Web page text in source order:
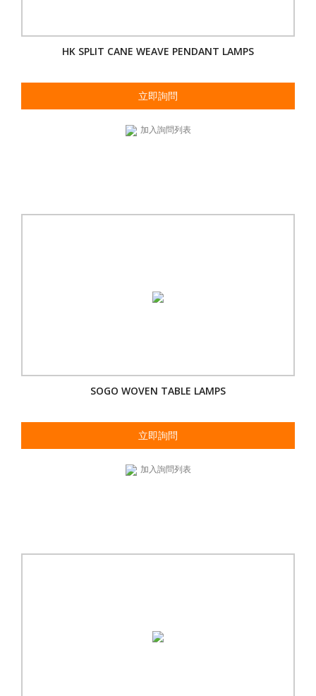
HK SPLIT CANE WEAVE PENDANT LAMPS
立即詢問
加入詢問列表
SOGO WOVEN TABLE LAMPS
立即詢問
加入詢問列表